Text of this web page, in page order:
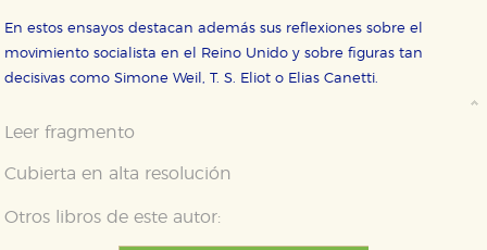
En estos ensayos destacan además sus reflexiones sobre el
movimiento socialista en el Reino Unido y sobre figuras tan
decisivas como Simone Weil, T. S. Eliot o Elias Canetti.
Leer fragmento
Cubierta en alta resolución
Otros libros de este autor:
CONFIGURACIÓN DE COOKIES
HABILITAR TODO